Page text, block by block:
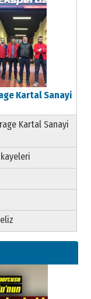
Kartal Sanayi
Kartal Sanayi